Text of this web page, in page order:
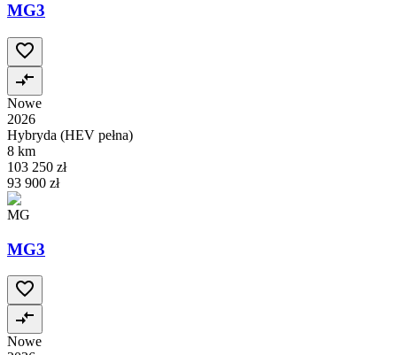
MG3
Nowe
2026
Hybryda (HEV pełna)
8 km
103 250 zł
93 900 zł
MG
MG3
Nowe